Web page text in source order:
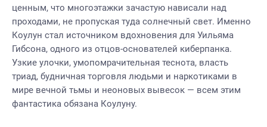
ценным, что многоэтажки зачастую нависали над
проходами, не пропуская туда солнечный свет. Именно
Коулун стал источником вдохновения для Уильяма
Гибсона, одного из отцов-основателей киберпанка.
Узкие улочки, умопомрачительная теснота, власть
триад, будничная торговля людьми и наркотиками в
мире вечной тьмы и неоновых вывесок — всем этим
фантастика обязана Коулуну.